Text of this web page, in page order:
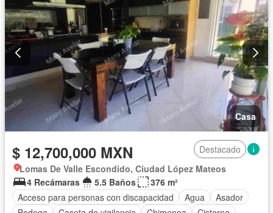
Permite mascotas
Permite niños
Parcialmente amueblado
Casa
$ 12,700,000 MXN
Destacado
Lomas De Valle Escondido, Ciudad López Mateos
4 Recámaras
5.5 Baños
376 m²
Acceso para personas con discapacidad
Agua
Asador